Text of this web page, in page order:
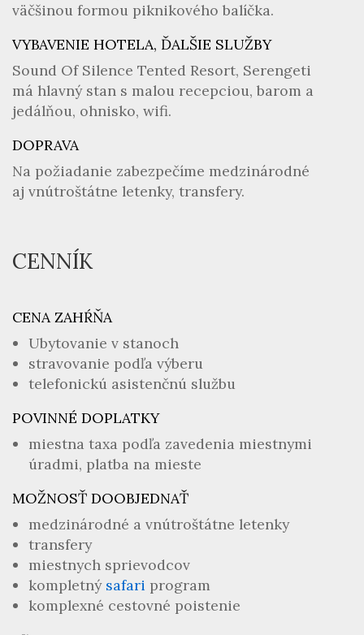
väčšinou formou piknikového balíčka.
VYBAVENIE HOTELA, ĎALŠIE SLUŽBY
Sound Of Silence Tented Resort, Serengeti
má hlavný stan s malou recepciou, barom a
jedálňou, ohnisko, wifi.
DOPRAVA
Na požiadanie zabezpečíme medzinárodné
aj vnútroštátne letenky, transfery.
CENNÍK
CENA ZAHŔŇA
Ubytovanie v stanoch
stravovanie podľa výberu
telefonickú asistenčnú službu
POVINNÉ DOPLATKY
miestna taxa podľa zavedenia miestnymi
úradmi, platba na mieste
MOŽNOSŤ DOOBJEDNAŤ
medzinárodné a vnútroštátne letenky
transfery
miestnych sprievodcov
kompletný safari program
komplexné cestovné poistenie